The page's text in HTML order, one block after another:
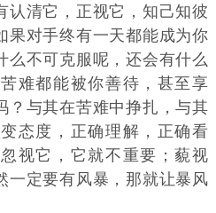
认清它，正视它，知己知彼
果对手终有一天都能成为你
么不可克服呢，还会有什么
难都能被你善待，甚至享
？与其在苦难中挣扎，与其
态度，正确理解，正确看
视它，它就不重要；藐视
一定要有风暴，那就让暴风